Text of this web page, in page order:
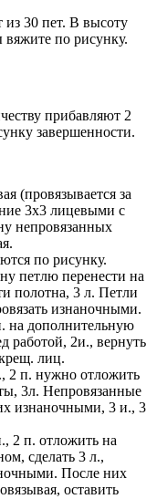
из 30 пет. В высоту
вяжите по рисунку.
прибавляют 2
завершенности.
(провязывается за
3х3 лицевыми с
непровязанных
по рисунку.
петлю перенести на
полотна, 3 л. Петли
изнаночными.
на дополнительную
работой, 2и., вернуть
лиц.
2 п. нужно отложить
3л. Непровязанные
изнаночными, 3 и., 3
2 п. отложить на
сделать 3 л.,
После них
оставить